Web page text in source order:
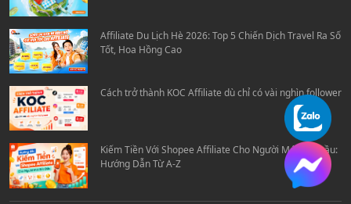
Affiliate Du Lịch Hè 2026: Top 5 Chiến Dịch Travel Ra Số
Tốt, Hoa Hồng Cao
Cách trở thành KOC Affiliate dù chỉ có vài nghìn follower
Kiếm Tiền Với Shopee Affiliate Cho Người Mới Bắt Đầu:
Hướng Dẫn Từ A-Z